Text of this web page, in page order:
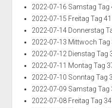
2022-07-16 Samstag Tag
2022-07-15 Freitag Tag
2022-07-14 Donnerstag
2022-07-13 Mittwoch Tag
2022-07-12 Dienstag Tag
2022-07-11 Montag Tag
2022-07-10 Sonntag Tag
2022-07-09 Samstag Tag
2022-07-08 Freitag Tag